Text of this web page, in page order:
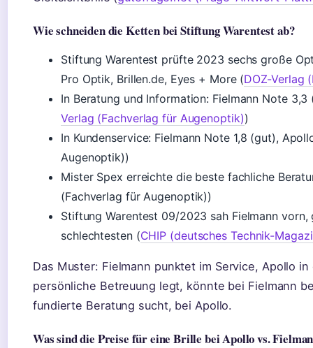
Wie schneiden die Ketten bei Stiftung Warentest ab?
Stiftung Warentest prüfte 2023 sechs große
Pro Optik, Brillen.de, Eyes + More (DOZ-Verlag
In Beratung und Information: Fielmann Note
Verlag (Fachverlag für Augenoptik))
In Kundenservice: Fielmann Note 1,8 (gut),
Augenoptik))
Mister Spex erreichte die beste fachliche
(Fachverlag für Augenoptik))
Stiftung Warentest 09/2023 sah Fielmann
schlechtesten (CHIP (deutsches Technik-
Das Muster: Fielmann punktet im Service, Apollo
persönliche Betreuung legt, könnte bei Fielmann
fundierte Beratung sucht, bei Apollo.
Was sind die Preise für eine Brille bei Apollo vs.